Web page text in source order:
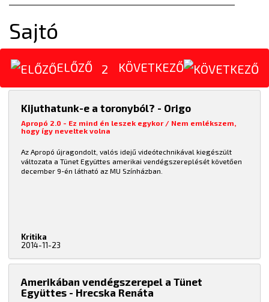
Sajtó
ELŐZŐ 2 KÖVETKEZŐ
Kijuthatunk-e a toronyból? - Origo
Apropó 2.0 - Ez mind én leszek egykor / Nem emlékszem,
hogy így neveltek volna
Az Apropó újragondolt, valós idejű videótechnikával kiegészült
változata a Tünet Együttes amerikai vendégszereplését követően
december 9-én látható az MU Színházban.
Kritika
2014-11-23
Amerikában vendégszerepel a Tünet
Együttes - Hrecska Renáta